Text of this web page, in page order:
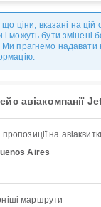
що ціни, вказані на цій
можуть бути змінені
прагнемо надавати
авіакомпанії
на
Aires
маршрути